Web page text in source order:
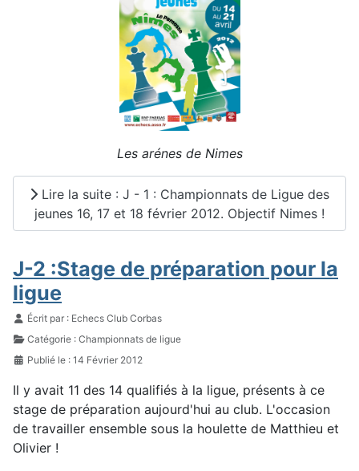
Les arénes de Nimes
Lire la suite : J - 1 : Championnats de Ligue des
jeunes 16, 17 et 18 février 2012. Objectif Nimes !
J-2 :Stage de préparation pour la
ligue
Détails
Écrit par : Echecs Club Corbas
Catégorie : Championnats de ligue
Publié le : 14 Février 2012
Il y avait 11 des 14 qualifiés à la ligue, présents à ce
stage de préparation aujourd'hui au club. L'occasion
de travailler ensemble sous la houlette de Matthieu et
Olivier !